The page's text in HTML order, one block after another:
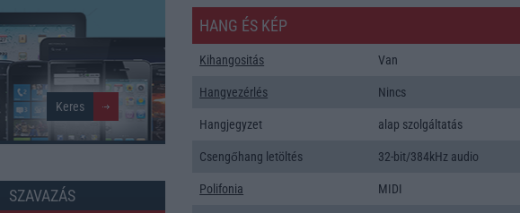
SZAVAZÁS
HANG ÉS KÉP
Kihangositás Van
Hangvezérlés Nincs
Hangjegyzet alap szolgáltatás
Csengőhang letöltés 32-bit/384kHz audio
Polifonia MIDI